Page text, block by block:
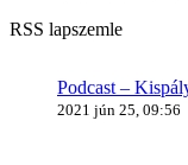
RSS lapszemle
Podcast –
2021 jún 25, 09:56